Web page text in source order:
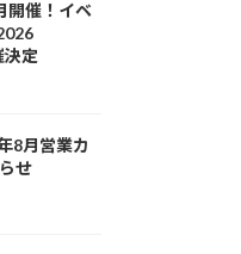
開催！イベ
決定
8月営業カ
せ